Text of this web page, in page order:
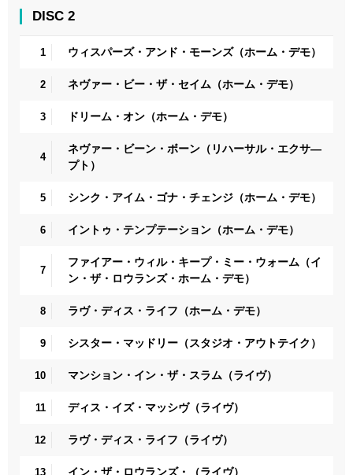
DISC 2
1 ウィスパーズ・アンド・モーンズ（ホーム・デモ）
2 ネヴァー・ビー・ザ・セイム（ホーム・デモ）
3 ドリーム・オン（ホーム・デモ）
4
ネヴァー・ビーン・ボーン（リハーサル・エクサ―
プト）
5 シンク・アイム・ゴナ・チェンジ（ホーム・デモ）
6 イントゥ・テンプテーション（ホーム・デモ）
7
ファイアー・ウィル・キープ・ミー・ウォーム（イ
ン・ザ・ロウランズ・ホーム・デモ）
8 ラヴ・ディス・ライフ（ホーム・デモ）
9 シスター・マッドリー（スタジオ・アウトテイク）
10 マンション・イン・ザ・スラム（ライヴ）
11 ディス・イズ・マッシヴ（ライヴ）
12 ラヴ・ディス・ライフ（ライヴ）
13 イン・ザ・ロウランズ・（ライヴ）